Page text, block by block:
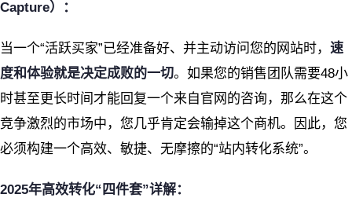
Capture）：
当一个“活跃买家”已经准备好、并主动访问您的网站时， 速
度和体验就是决定成败的一切。如果您的销售团队需要48小
时甚至更长时间才能回复一个来自官网的咨询，那么在这个
竞争激烈的市场中，您几乎肯定会输掉这个商机。因此，您
必须构建一个高效、敏捷、无摩擦的“站内转化系统”。
2025年高效转化“四件套”详解：